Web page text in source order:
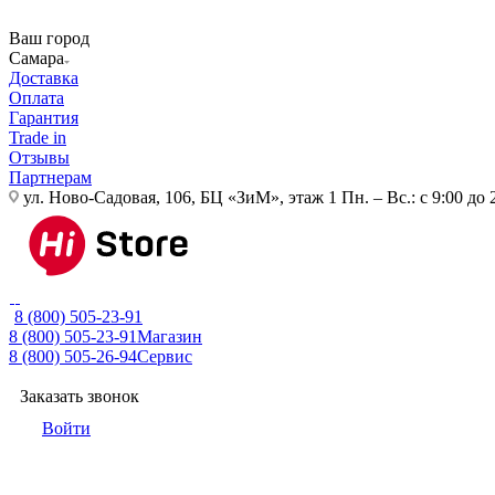
Ваш город
Самара
Доставка
Оплата
Гарантия
Trade in
Отзывы
Партнерам
ул. Ново-Садовая, 106, БЦ «ЗиМ», этаж 1 Пн. – Вс.: с 9:00 до
8 (800) 505-23-91
8 (800) 505-23-91Магазин
8 (800) 505-26-94Сервис
Заказать звонок
Войти